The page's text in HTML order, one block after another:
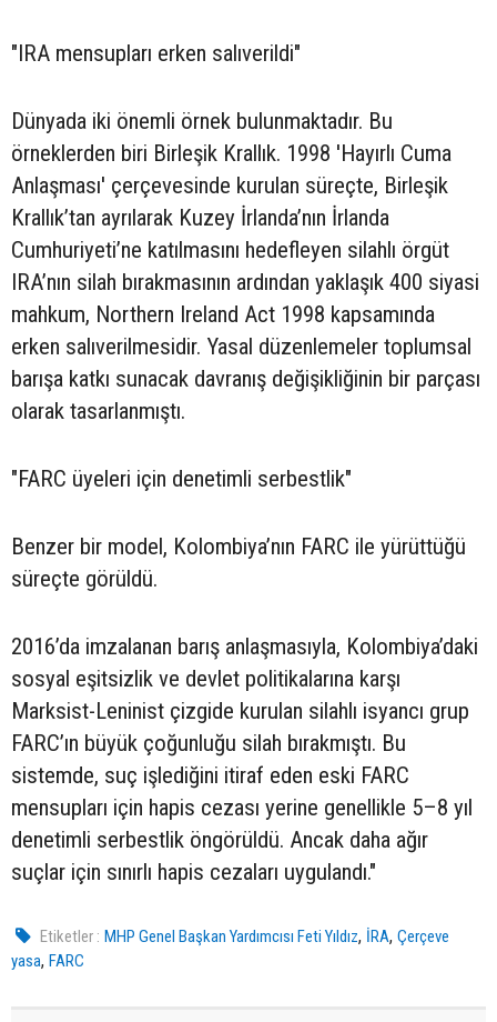
"IRA mensupları erken salıverildi"
Dünyada iki önemli örnek bulunmaktadır. Bu
örneklerden biri Birleşik Krallık. 1998 'Hayırlı Cuma
Anlaşması' çerçevesinde kurulan süreçte, Birleşik
Krallık’tan ayrılarak Kuzey İrlanda’nın İrlanda
Cumhuriyeti’ne katılmasını hedefleyen silahlı örgüt
IRA’nın silah bırakmasının ardından yaklaşık 400 siyasi
mahkum, Northern Ireland Act 1998 kapsamında
erken salıverilmesidir. Yasal düzenlemeler toplumsal
barışa katkı sunacak davranış değişikliğinin bir parçası
olarak tasarlanmıştı.
"FARC üyeleri için denetimli serbestlik"
Benzer bir model, Kolombiya’nın FARC ile yürüttüğü
süreçte görüldü.
2016’da imzalanan barış anlaşmasıyla, Kolombiya’daki
sosyal eşitsizlik ve devlet politikalarına karşı
Marksist-Leninist çizgide kurulan silahlı isyancı grup
FARC’ın büyük çoğunluğu silah bırakmıştı. Bu
sistemde, suç işlediğini itiraf eden eski FARC
mensupları için hapis cezası yerine genellikle 5–8 yıl
denetimli serbestlik öngörüldü. Ancak daha ağır
suçlar için sınırlı hapis cezaları uygulandı."
Etiketler : MHP Genel Başkan Yardımcısı Feti Yıldız, İRA,Çerçeve
yasa, FARC